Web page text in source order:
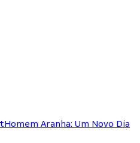
Homem Aranha: Um Novo Dia